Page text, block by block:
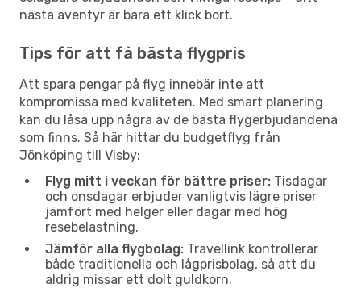
nästa äventyr är bara ett klick bort.
Tips för att få bästa flygpris
Att spara pengar på flyg innebär inte att
kompromissa med kvaliteten. Med smart planering
kan du låsa upp några av de bästa flygerbjudandena
som finns. Så här hittar du budgetflyg från
Jönköping till Visby:
Flyg mitt i veckan för bättre priser: Tisdagar
och onsdagar erbjuder vanligtvis lägre priser
jämfört med helger eller dagar med hög
resebelastning.
Jämför alla flygbolag: Travellink kontrollerar
både traditionella och lågprisbolag, så att du
aldrig missar ett dolt guldkorn.